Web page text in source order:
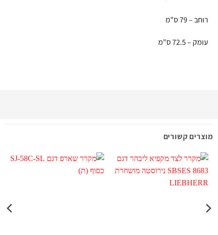
רוחב – 79 ס"מ
עומק – 72.5 ס"מ
מוצרים קשורים